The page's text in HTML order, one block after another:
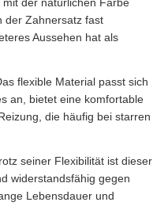
der Zahnersatz fast
Aussehen hat als
flexible Material passt sich
an, bietet eine komfortable
die häufig bei starren
seiner Flexibilität ist dieser
widerstandsfähig gegen
Lebensdauer und